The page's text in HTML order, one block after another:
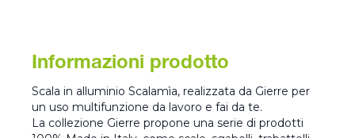
Informazioni prodotto
Scala in alluminio Scalamìa, realizzata da Gierre per
un uso multifunzione da lavoro e fai da te.
La collezione Gierre propone una serie di prodotti